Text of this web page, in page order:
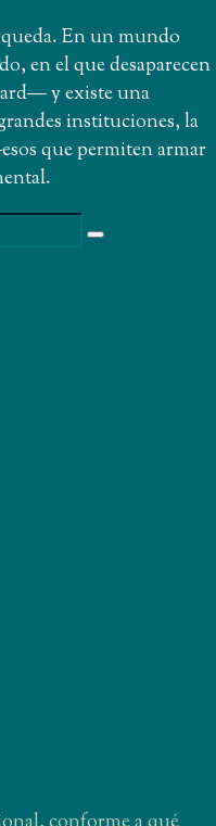
En un mundo
en el que desaparecen
y existe una
instituciones, la
que permiten armar